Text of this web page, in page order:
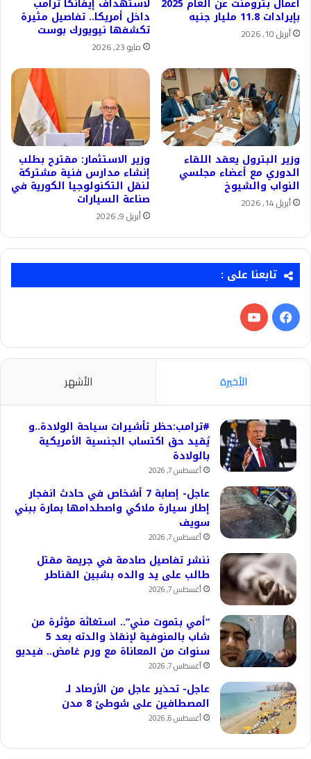
بإيرادات 11.8 مليار جنيه
أبريل 10, 2026
داخل أمريكا.. تفاصيل مثيرة
تكشفها نيويورك بوست
مايو 23, 2026
وزير البترول يعقد اللقاء
الدوري مع أعضاء مجلسي
النواب والشيوخ
أبريل 14, 2026
وزير الاستثمار: ​مقترح بطلب
إنشاء مدارس فنية مشتركة
لنقل التكنولوجيا الكورية في
صناعة السيارات
أبريل 9, 2026
تابعنا على :
فيسبوك‫YouTube
الأخيرة الأشهر
#ترامب:حظر تأشيرات سياحة الولادة..و
يُقيد حق اكتساب الجنسية الأمريكية
بالولادة
أغسطس 7, 2026
عاجل- إصابة 7 أشخاص في حادث انفجار
إطار سيارة ملاكي واصطدامها بمارة ببني
سويف
أغسطس 7, 2026
ننشر تفاصيل صادمة في جريمة مقتل
طالب على يد والده بشبين القناطر
أغسطس 7, 2026
“أمي بتموت مني”.. استغاثة مؤثرة من
شاب بالمنوفية لإنقاذ والدته بعد 5
سنوات من المعاناة مع ورم غامض.. فيديو
أغسطس 7, 2026
عاجل- تحذير عاجل من الأرصاد لـ
المصطافين على شوطئ 8 مدن
أغسطس 6, 2026